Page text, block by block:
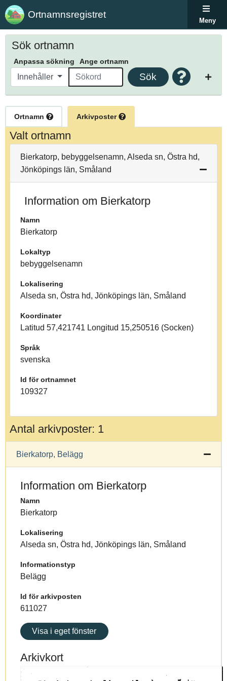
Ortnamnsregistret
Meny
Sök ortnamn
Anpassa sökning Ange ortnamn
Innehåller Sök
Ortnamn Arkivposter
Valt ortnamn
Bierkatorp, bebyggelsenamn, Alseda sn, Östra hd,
Jönköpings län, Småland
Information om Bierkatorp
Namn
Bierkatorp
Lokaltyp
bebyggelsenamn
Lokalisering
Alseda sn, Östra hd, Jönköpings län, Småland
Koordinater
Latitud 57,421741 Longitud 15,250516 (Socken)
Språk
svenska
Id för ortnamnet
109327
Antal arkivposter: 1
Bierkatorp, Belägg
Information om Bierkatorp
Namn
Bierkatorp
Lokalisering
Alseda sn, Östra hd, Jönköpings län, Småland
Informationstyp
Belägg
Id för arkivposten
611027
Visa i eget fönster
Arkivkort